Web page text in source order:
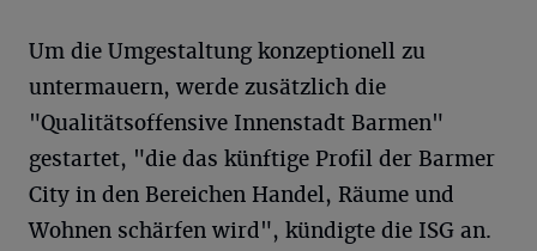
Um die Umgestaltung konzeptionell zu
untermauern, werde zusätzlich die
"Qualitätsoffensive Innenstadt Barmen"
gestartet, "die das künftige Profil der Barmer
City in den Bereichen Handel, Räume und
Wohnen schärfen wird", kündigte die ISG an.